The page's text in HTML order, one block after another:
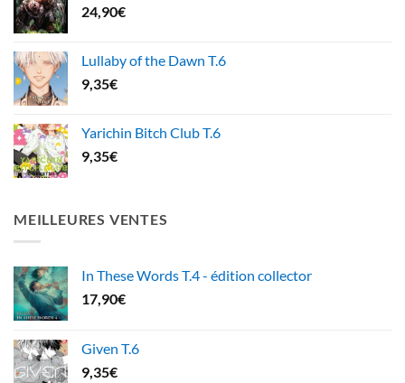
24,90€
Lullaby of the Dawn T.6
9,35€
Yarichin Bitch Club T.6
9,35€
MEILLEURES VENTES
In These Words T.4 - édition collector
17,90€
Given T.6
9,35€